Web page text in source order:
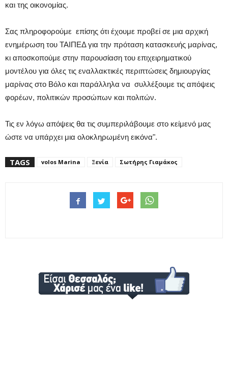
και της οικονομίας.
Σας πληροφορούμε επίσης ότι έχουμε προβεί σε μια αρχική
ενημέρωση του ΤΑΙΠΕΔ για την πρόταση κατασκευής μαρίνας,
κι αποσκοπούμε στην παρουσίαση του επιχειρηματικού
μοντέλου για όλες τις εναλλακτικές περιπτώσεις δημιουργίας
μαρίνας στο Βόλο και παράλληλα να συλλέξουμε τις απόψεις
φορέων, πολιτικών προσώπων και πολιτών.
Τις εν λόγω απόψεις θα τις συμπεριλάβουμε στο κείμενό μας
ώστε να υπάρχει μια ολοκληρωμένη εικόνα".
TAGS volos Marina Ξενία Σωτήρης Γιαμάκος